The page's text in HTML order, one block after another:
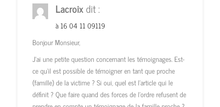
Lacroixdit :
à 16 04 11 09119
Bonjour Monsieur,
J’ai une petite question concernant les témoignages. Est-
ce qu’il est possible de témoigner en tant que proche
(famille) de la victime ? Si oui, quel est l’article qui le
définit ? Que faire quand des forces de l’ordre refusent de